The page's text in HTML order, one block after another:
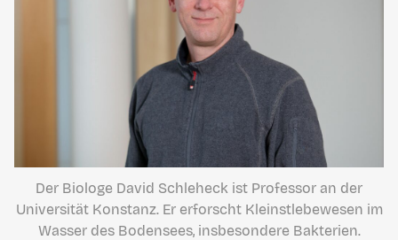
Der Biologe David Schleheck ist Professor an der
Universität Konstanz. Er erforscht Kleinstlebewesen im
Wasser des Bodensees, insbesondere Bakterien.